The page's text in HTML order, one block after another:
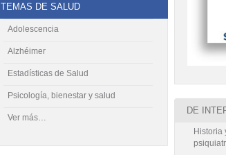
TEMAS DE SALUD
Adolescencia
Alzhéimer
Estadísticas de Salud
Psicología, bienestar y salud
Ver más…
DE
Historia